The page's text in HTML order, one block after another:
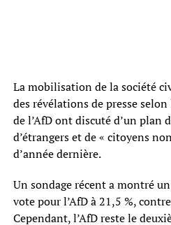
La mobilisation de la société
des révélations de presse
de l’AfD ont discuté d’un plan
d’étrangers et de « citoyens
d’année dernière.
Un sondage récent a montré
vote pour l’AfD à 21,5 %,
Cependant, l’AfD reste le